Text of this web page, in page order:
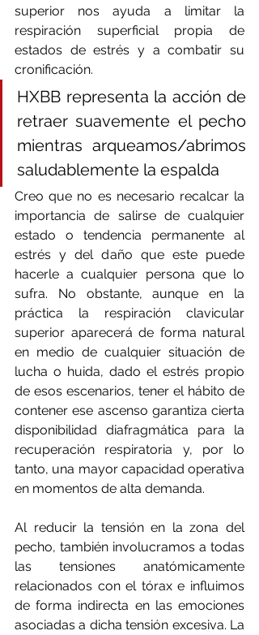
superior nos ayuda a limitar la
respiración superficial propia de
estados de estrés y a combatir su
cronificación.
HXBB representa la acción de
retraer suavemente el pecho
mientras arqueamos/abrimos
saludablemente la espalda
Creo que no es necesario recalcar la
importancia de salirse de cualquier
estado o tendencia permanente al
estrés y del daño que este puede
hacerle a cualquier persona que lo
sufra. No obstante, aunque en la
práctica la respiración clavicular
superior aparecerá de forma natural
en medio de cualquier situación de
lucha o huida, dado el estrés propio
de esos escenarios, tener el hábito de
contener ese ascenso garantiza cierta
disponibilidad diafragmática para la
recuperación respiratoria y, por lo
tanto, una mayor capacidad operativa
en momentos de alta demanda.
Al reducir la tensión en la zona del
pecho, también involucramos a todas
las tensiones anatómicamente
relacionados con el tórax e influimos
de forma indirecta en las emociones
asociadas a dicha tensión excesiva. La